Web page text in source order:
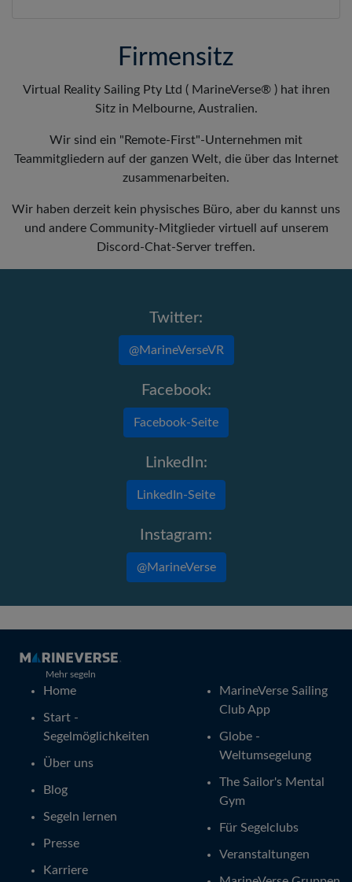
Firmensitz
Virtual Reality Sailing Pty Ltd ( MarineVerse® ) hat ihren
Sitz in Melbourne, Australien.
Wir sind ein "Remote-First"-Unternehmen mit
Teammitgliedern auf der ganzen Welt, die über das Internet
zusammenarbeiten.
Wir haben derzeit kein physisches Büro, aber du kannst uns
und andere Community-Mitglieder virtuell auf unserem
Discord-Chat-Server treffen.
Twitter:
@MarineVerseVR
Facebook:
Facebook-Seite
LinkedIn:
LinkedIn-Seite
Instagram:
@MarineVerse
Mehr segeln
Home
Start -
Segelmöglichkeiten
Über uns
Blog
Segeln lernen
Presse
Karriere
MarineVerse Sailing
Club App
Globe -
Weltumsegelung
The Sailor's Mental
Gym
Für Segelclubs
Veranstaltungen